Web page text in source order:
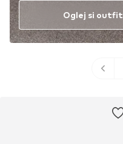
Oglej si outfit